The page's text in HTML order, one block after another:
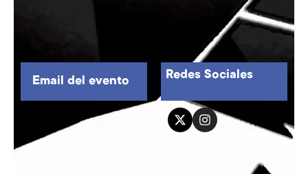
Email del evento Redes Sociales